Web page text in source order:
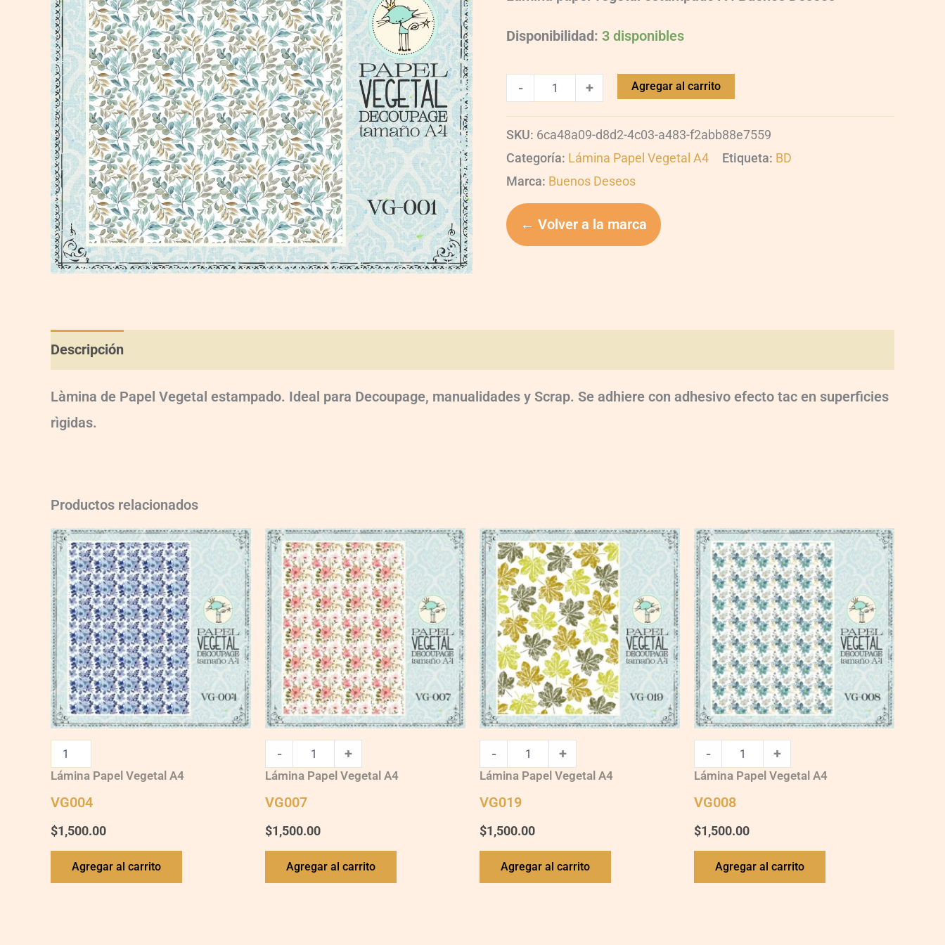
Disponibilidad: 3 disponibles
- + Agregar al carrito
SKU: 6ca48a09-d8d2-4c03-a483-f2abb88e7559
Categoría: Lámina Papel Vegetal A4 Etiqueta: BD
Marca: Buenos Deseos
← Volver a la marca
Descripción
Làmina de Papel Vegetal estampado. Ideal para Decoupage, manualidades y Scrap. Se adhiere con adhesivo efecto tac en superficies
rìgidas.
Productos relacionados
Lámina Papel Vegetal A4
VG004
$1,500.00
Agregar al carrito
VG007
quantity
- +
Lámina Papel Vegetal A4
VG007
$1,500.00
Agregar al carrito
VG019
quantity
- +
Lámina Papel Vegetal A4
VG019
$1,500.00
Agregar al carrito
VG008
quantity
- +
Lámina Papel Vegetal A4
VG008
$1,500.00
Agregar al carrito